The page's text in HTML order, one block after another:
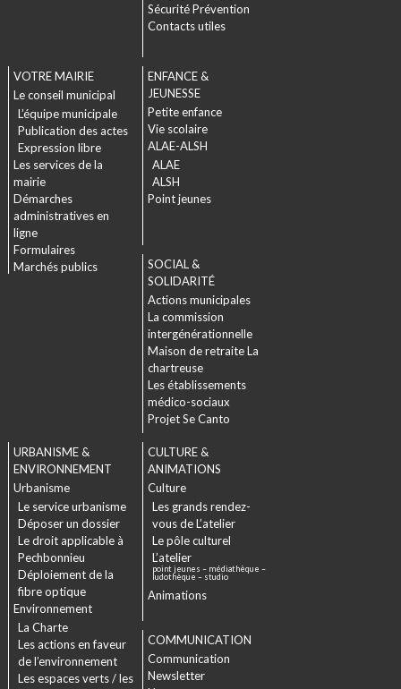
Sécurité Prévention
Contacts utiles
VOTRE MAIRIE
Le conseil municipal
L’équipe municipale
Publication des actes
Expression libre
Les services de la
mairie
Démarches
administratives en
ligne
Formulaires
Marchés publics
ENFANCE &
JEUNESSE
Petite enfance
Vie scolaire
ALAE-ALSH
ALAE
ALSH
Point jeunes
SOCIAL &
SOLIDARITÉ
Actions municipales
La commission
intergénérationnelle
Maison de retraite La
chartreuse
Les établissements
médico-sociaux
Projet Se Canto
URBANISME &
ENVIRONNEMENT
Urbanisme
Le service urbanisme
Déposer un dossier
Le droit applicable à
Pechbonnieu
Déploiement de la
fibre optique
Environnement
La Charte
Les actions en faveur
de l’environnement
Les espaces verts / les
CULTURE &
ANIMATIONS
Culture
Les grands rendez-
vous de L’atelier
Le pôle culturel
L’atelier
point jeunes – médiathèque –
ludothèque – studio
Animations
COMMUNICATION
Communication
Newsletter